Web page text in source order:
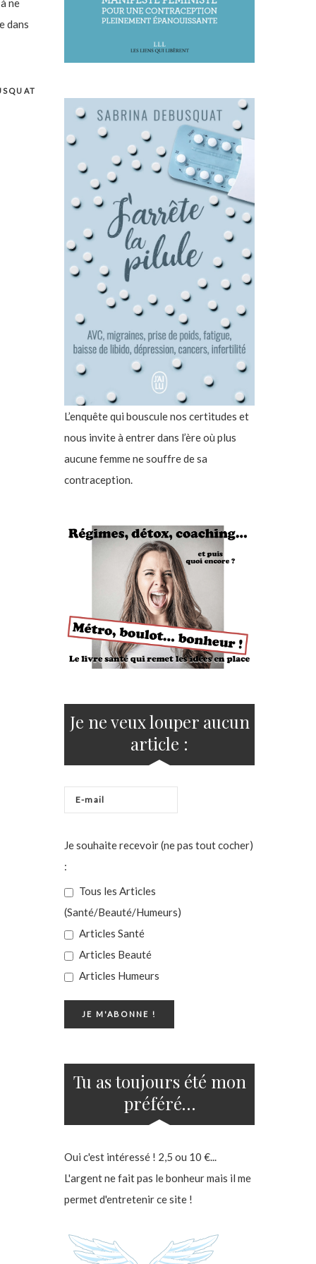
dans
L’enquête qui bouscule nos certitudes et
nous invite à entrer dans l’ère où plus
aucune femme ne souffre de sa
contraception.
Je ne veux louper aucun
article :
Je souhaite recevoir (ne pas tout cocher)
:
Tous les Articles
(Santé/Beauté/Humeurs)
Articles Santé
Articles Beauté
Articles Humeurs
Tu as toujours été mon
préféré…
Oui c'est intéressé ! 2,5 ou 10 €...
L'argent ne fait pas le bonheur mais il me
permet d'entretenir ce site !